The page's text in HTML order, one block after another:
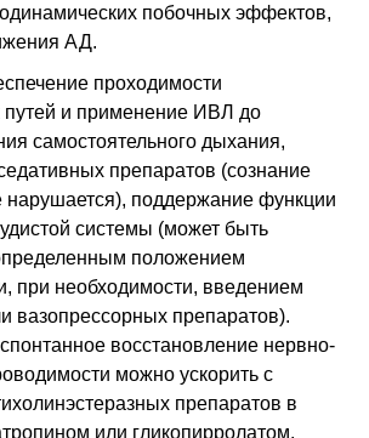
побочных эффектов,
АД.
проходимости
и применение ИВЛ до
самостоятельного дыхания,
препаратов (сознание
нарушается), поддержание функции
системы (может быть
положением
при необходимости, введением
вазопрессорных препаратов).
восстановление нервно-
можно ускорить с
препаратов в
или гликопирролатом.